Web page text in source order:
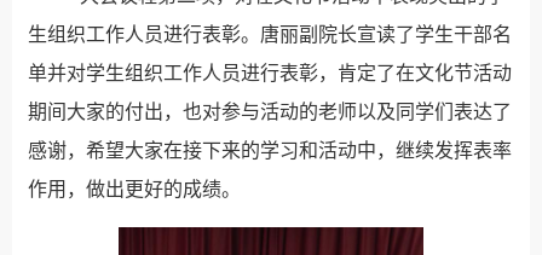
生组织工作人员进行表彰。唐丽副院长宣读了学生干部名
单并对学生组织工作人员进行表彰，肯定了在文化节活动
期间大家的付出，也对参与活动的老师以及同学们表达了
感谢，希望大家在接下来的学习和活动中，继续发挥表率
作用，做出更好的成绩。